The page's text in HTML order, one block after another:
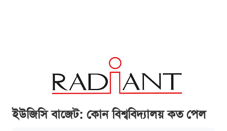
ইউজিসি বাজেট: কোন বিশ্ববিদ্যালয় কত পেল